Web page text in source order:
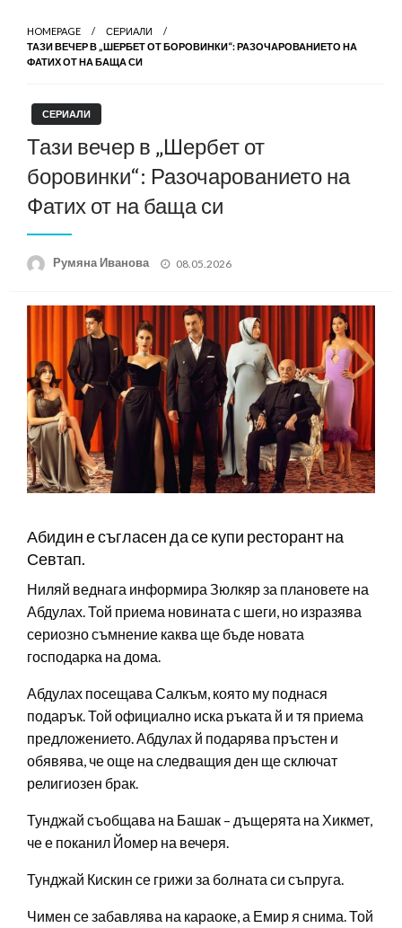
HOMEPAGE
СЕРИАЛИ
ТАЗИ ВЕЧЕР В „ШЕРБЕТ ОТ БОРОВИНКИ“: РАЗОЧАРОВАНИЕТО НА
ФАТИХ ОТ НА БАЩА СИ
СЕРИАЛИ
Тази вечер в „Шербет от
боровинки“: Разочарованието на
Фатих от на баща си
Румяна Иванова
Posted
08.05.2026
Абидин е съгласен да се купи ресторант на
Севтап.
Ниляй веднага информира Зюлкяр за плановете на
Абдулах. Той приема новината с шеги, но изразява
сериозно съмнение каква ще бъде новата
господарка на дома.
Абдулах посещава Салкъм, която му поднася
подарък. Той официално иска ръката й и тя приема
предложението. Абдулах й подарява пръстен и
обявява, че още на следващия ден ще сключат
религиозен брак.
Тунджай съобщава на Башак – дъщерята на Хикмет,
че е поканил Йомер на вечеря.
Тунджай Кискин се грижи за болната си съпруга.
Чимен се забавлява на караоке, а Емир я снима. Той